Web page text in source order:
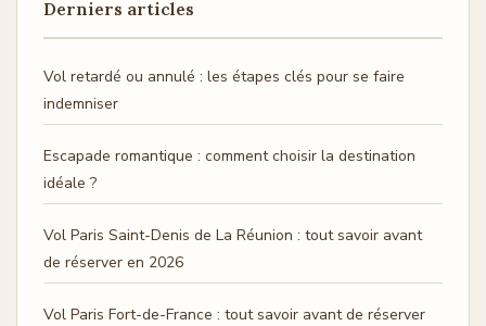
Derniers articles
Vol retardé ou annulé : les étapes clés pour se faire
indemniser
Escapade romantique : comment choisir la destination
idéale ?
Vol Paris Saint-Denis de La Réunion : tout savoir avant
de réserver en 2026
Vol Paris Fort-de-France : tout savoir avant de réserver